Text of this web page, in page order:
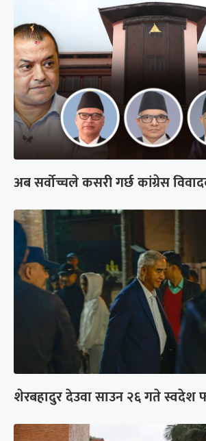
अब सर्वोच्चले कसरी गर्छ कांग्रेस
शेरबहादुर देउवा साउन २६ गते स्वदेश